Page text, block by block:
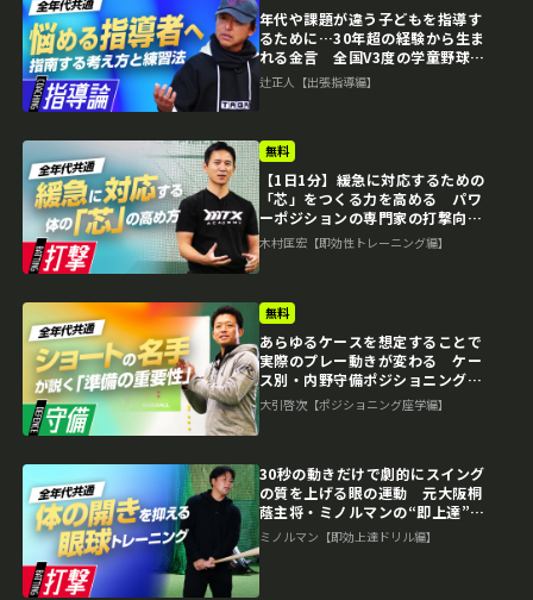
年代や課題が違う子どもを指導す
るために…30年超の経験から生ま
れる金言 全国V3度の学童野球指
導者の育成論
辻正人【出張指導編】
無料
【1日1分】緩急に対応するための
「芯」をつくる力を高める パワ
ーポジションの専門家の打撃向上
法
木村匡宏【即効性トレーニング編】
無料
あらゆるケースを想定することで
実際のプレー動きが変わる ケー
ス別・内野守備ポジショニング講
座
大引啓次【ポジショニング座学編】
30秒の動きだけで劇的にスイング
の質を上げる眼の運動 元大阪桐
蔭主将・ミノルマンの“即上達”練
習法
ミノルマン【即効上達ドリル編】